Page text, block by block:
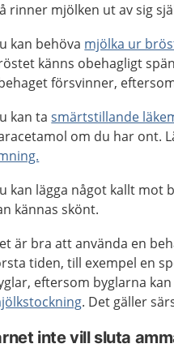
rinner mjölken ut av sig
kan behöva mjölka ur
känns obehagligt
försvinner,
kan tasmärtstillande
om du har ont.
kan lägga något kallt mot
kännas skönt.
är bra att använda en
tiden, till exempel en
eftersom byglarna
. Det gäller
inte vill sluta